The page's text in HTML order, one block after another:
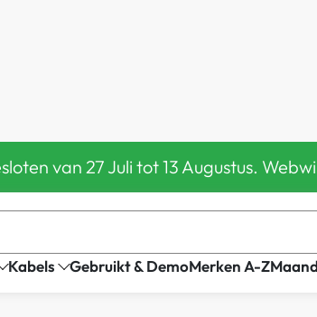
van 27 Juli tot 13 Augustus.
Kabels Gebruikt & DemoMerken A-Z